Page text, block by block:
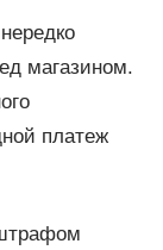
магазином.
платеж